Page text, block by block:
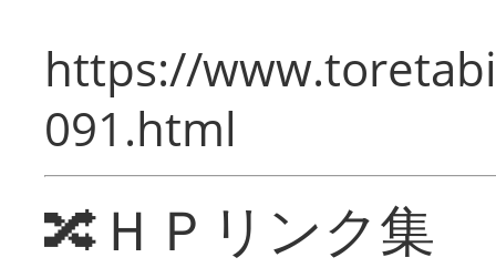
https://
091.html
🔀ＨＰリンク集